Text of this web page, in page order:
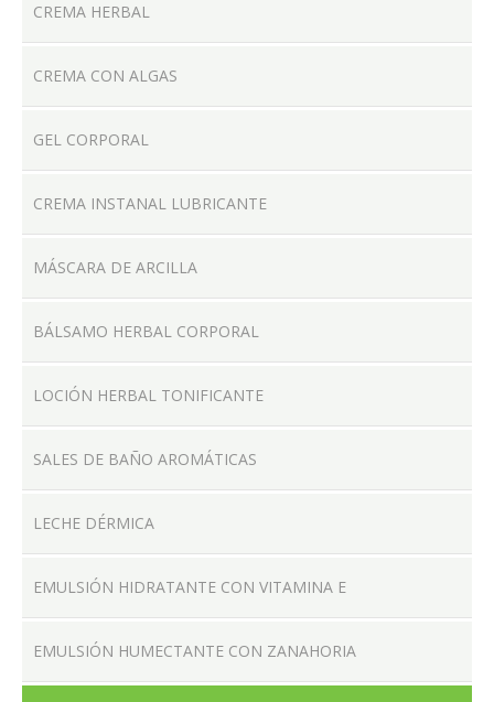
PRODUCTOS
CONTACTO
CREMA HERBAL
CREMA CON ALGAS
GEL CORPORAL
CREMA INSTANAL LUBRICANTE
MÁSCARA DE ARCILLA
BÁLSAMO HERBAL CORPORAL
LOCIÓN HERBAL TONIFICANTE
SALES DE BAÑO AROMÁTICAS
LECHE DÉRMICA
EMULSIÓN HIDRATANTE CON VITAMINA E
EMULSIÓN HUMECTANTE CON ZANAHORIA